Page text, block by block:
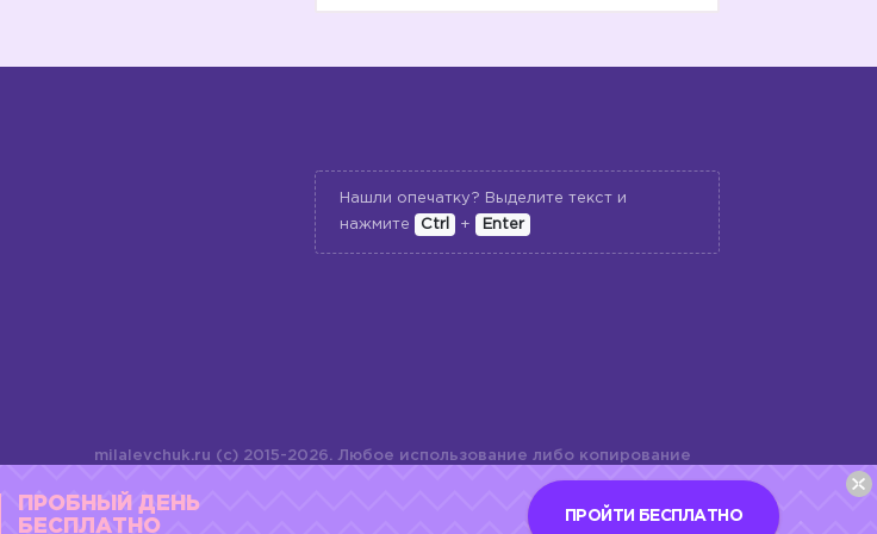
Нашли опечатку? Выделите текст и
нажмите
Ctrl + Enter
milalevchuk.ru (c) 2015-2026. Любое использование либо копирование
материалов или подборки материалов сайта, элементов дизайна и
оформления допускается лишь с разрешения правообладателя и
ПРОБНЫЙ ДЕНЬ
БЕСПЛАТНО
ПРОЙТИ БЕСПЛАТНО